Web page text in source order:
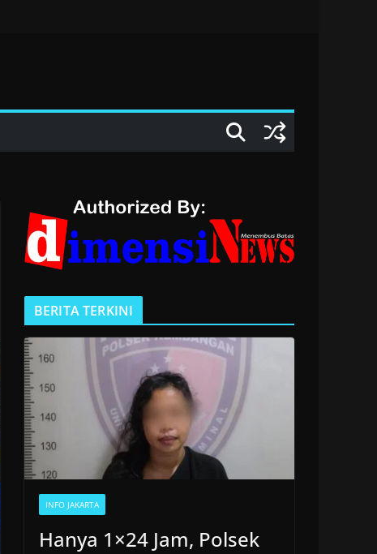
BERITA TERKINI
INFO JAKARTA
Hanya 1×24 Jam, Polsek